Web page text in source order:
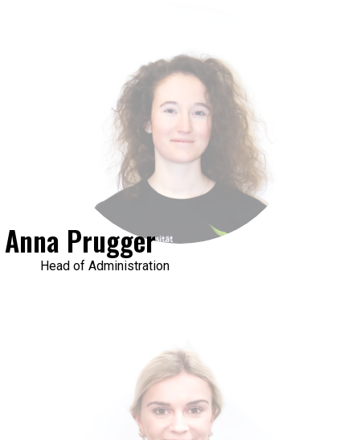
Anna Prugger
Head of Administration